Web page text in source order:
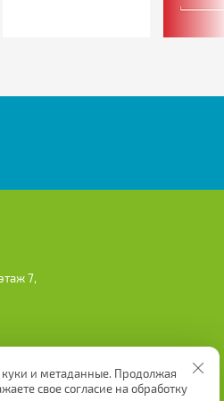
7,
куки и метаданные. Продолжая
свое согласие на обработку